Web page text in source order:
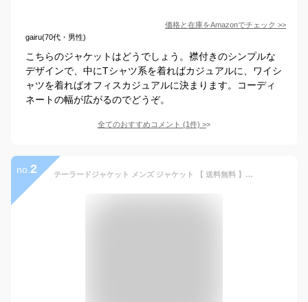
価格と在庫をAmazonでチェック >>
gairu(70代・男性)
こちらのジャケットはどうでしょう。襟付きのシンプルな
デザインで、中にTシャツ系を着ればカジュアルに、ワイシ
ャツを着ればオフィスカジュアルに決まります。コーディ
ネートの幅が広がるのでどうぞ。
全てのおすすめコメント (1件) >
no. 2 テーラードジャケット メンズ ジャケット 【 送料無料 】全5色 テーラードジャケット 全5色 テーラード スーツ生地 ブレザー 1つボタン 裏地あり 伸縮性なし シンプル 8（eight） エイト 8